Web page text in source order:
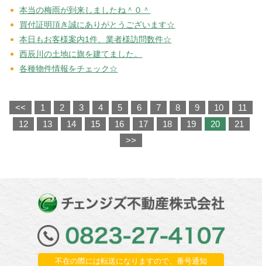
本当の梅雨が到来しましたね＾０＾
買付証明頂き誠にありがとうございます☆
本日もお客様案内1件、業者様訪問数件☆
西辰川の土地に旗を建てました。
各種物件情報をチェック☆
<< 1 2 3 4 5 6 7 8 9 10
11
12
13 14 15 16 17 18 19 20
21
>>
不在の際には転送になりますので、番号通知